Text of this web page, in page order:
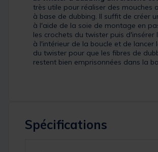
très utile pour réaliser des mouches
à base de dubbing. Il suffit de créer
à l'aide de la soie de montage en
les crochets du twister puis d'insérer
à l'intérieur de la boucle et de lancer
du twister pour que les fibres de
restent bien emprisonnées dans la
Spécifications